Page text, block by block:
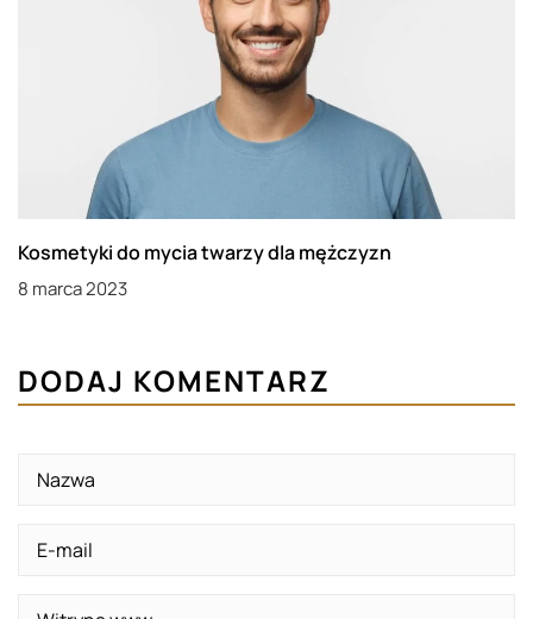
Kosmetyki do mycia twarzy dla mężczyzn
8 marca 2023
DODAJ KOMENTARZ